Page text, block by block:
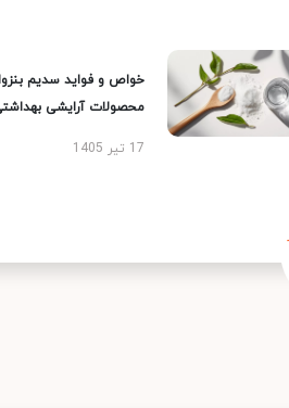
خواص و فواید سدیم
محصولات آرایشی بهداشتی
17 تیر 1405